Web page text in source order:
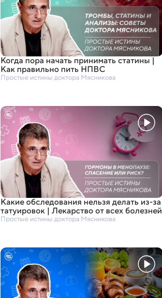
Когда пора начать принимать статины |
Как правильно пить НПВС
Простые истины доктора Мясникова
Какие обследования нельзя делать из-за
татуировок | Лекарство от всех болезней
Простые истины доктора Мясникова